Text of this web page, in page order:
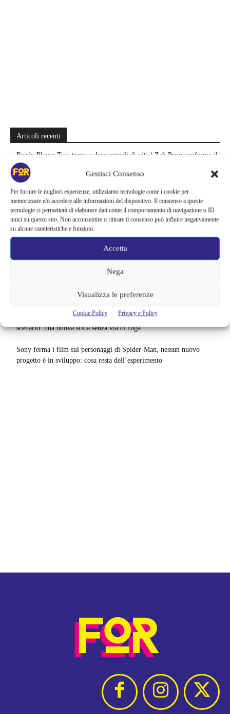
Gestisci Consenso
Per fornire le migliori esperienze, utilizziamo tecnologie come i cookie per
memorizzare e/o accedere alle informazioni del dispositivo. Il consenso a queste
tecnologie ci permetterà di elaborare dati come il comportamento di navigazione o ID
unici su questo sito. Non acconsentire o ritirare il consenso può influire negativamente
su alcune caratteristiche e funzioni.
Accetta
Nega
Visualizza le preferenze
Cookie Policy Privacy e Policy
Articoli recenti
Ready Player Two torna a dare segnali di vita | Zak Penn conferma il
lavoro sul sequel: cosa manca per far partire il film
Sky e NOW svelano le uscite di agosto 2026 | Serie, film e
documentari in arrivo: i titoli da non perdere
Spider-Man: Brand New Day riapre una vecchia ferita | Il finale
alimenta una nuova teoria: il dettaglio che coinvolge i due più amati
Barbie 2 rischia di saltare | Warner Bros. ha pochi mesi per trovare un
accordo: il dubbio che divide Hollywood
nuovo survival horror: una vacanza diventa una trappola
La paura dell’altezza torna al cinema | Il sequel di Fall cambia
scenario: una nuova sfida senza via di fuga
Sony ferma i film sui personaggi di Spider-Man, nessun nuovo
progetto è in sviluppo: cosa resta dell’esperimento